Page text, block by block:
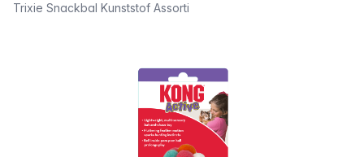
Trixie Snackbal Kunststof Assorti